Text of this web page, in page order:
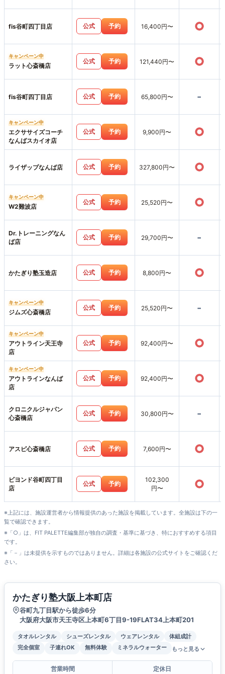
fis谷町四丁目店 公式 予約 16,400円〜 ○
キャンペーン中
ラット心斎橋店
公式 予約 121,440円〜 ○
fis谷町四丁目店 公式 予約 65,800円〜 -
キャンペーン中
エクササイズコーチ
なんばスカイオ店
公式 予約 9,900円〜 ○
ライザップなんば店 公式 予約 327,800円〜 ○
キャンペーン中
W2難波店
公式 予約 25,520円〜 ○
Dr.トレーニングなん
ば店
公式 予約 29,700円〜 -
かたぎり塾玉造店 公式 予約 8,800円〜 ○
キャンペーン中
ジムズ心斎橋店
公式 予約 25,520円〜 -
キャンペーン中
アウトライン天王寺
店
公式 予約 92,400円〜 ○
キャンペーン中
アウトラインなんば
店
公式 予約 92,400円〜 ○
クロニクルジャパン
心斎橋店
公式 予約 30,800円〜 -
アスピ心斎橋店 公式 予約 7,600円〜 ○
ビヨンド谷町四丁目
店
公式 予約
102,300
円〜
○
※上記には、施設運営者から情報提供のあった施設を掲載しています。全施設は下の一
覧で確認できます。
※「○」は、FIT PALETTE編集部が独自の調査・基準に基づき、特におすすめする項目
です。
※「－」は未提供を示すものではありません。詳細は各施設の公式サイトをご確認くだ
さい。
かたぎり塾大阪上本町店
谷町九丁目駅から徒歩6分
大阪府大阪市天王寺区上本町6丁目9-19FLAT34上本町201
タオルレンタル シューズレンタル ウェアレンタル
体組成計
完全個室
子連れOK 無料体験 ミネラルウォーター もっと見る
営業時間 定休日